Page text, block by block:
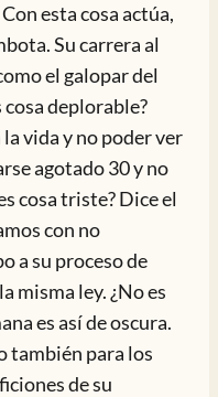
esta cosa actúa,
Su carrera al
el galopar del
deplorable?
vida y no poder ver
agotado 30 y no
cosa triste? Dice el
con no
a su proceso de
misma ley. ¿No es
es así de oscura.
también para los
de su